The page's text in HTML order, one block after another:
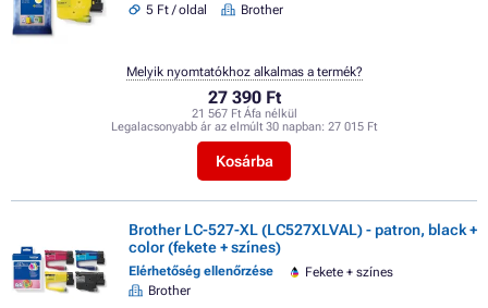
5 Ft / oldal
Brother
27 390 Ft
21 567 Ft Áfa nélkül
Legalacsonyabb ár az elmúlt 30 napban: 27 015 Ft
Kosárba
Melyik nyomtatókhoz alkalmas a termék?
Brother LC-527-XL (LC527XLVAL) - patron, black +
color (fekete + színes)
Elérhetőség ellenőrzése
Fekete + színes
Brother